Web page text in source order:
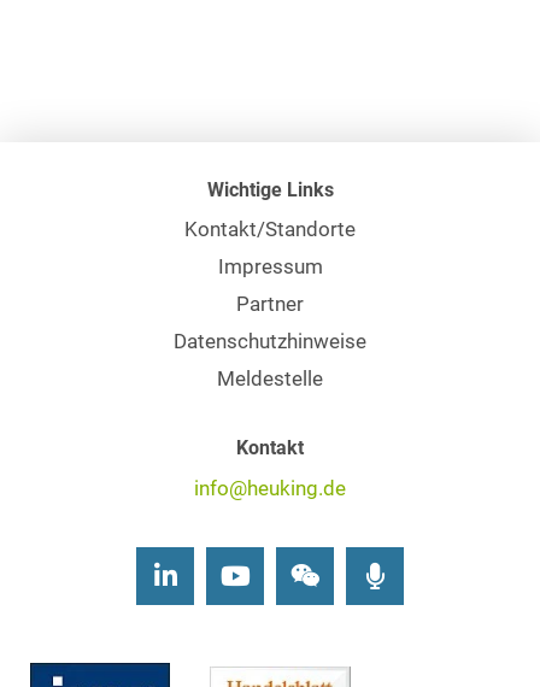
Wichtige Links
Kontakt/Standorte
Impressum
Partner
Datenschutzhinweise
Meldestelle
Kontakt
info@heuking.de
LinkedInYoutubeWechat